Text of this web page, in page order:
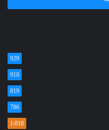
929
910
819
786
1٬818